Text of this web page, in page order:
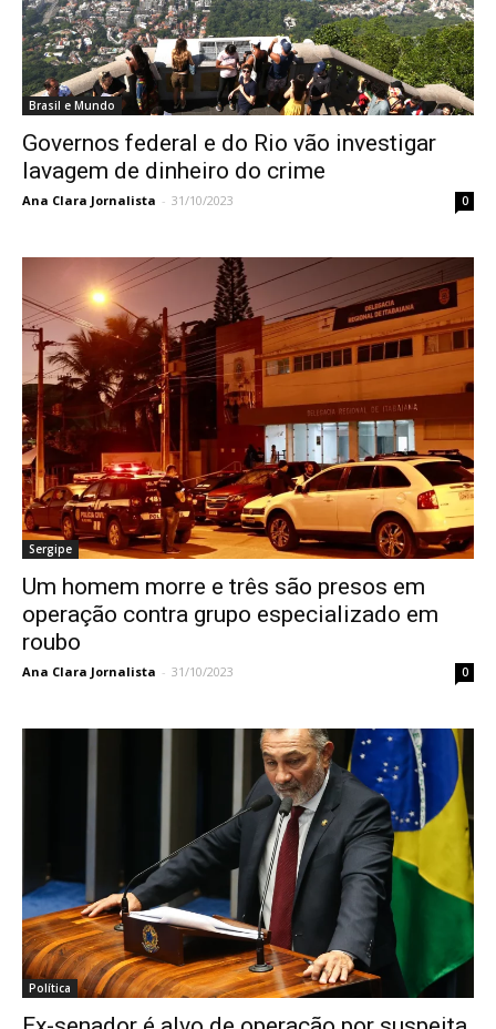
Brasil e Mundo
Governos federal e do Rio vão investigar
lavagem de dinheiro do crime
Ana Clara Jornalista - 31/10/2023 0
Sergipe
Um homem morre e três são presos em
operação contra grupo especializado em
roubo
Ana Clara Jornalista - 31/10/2023 0
Política